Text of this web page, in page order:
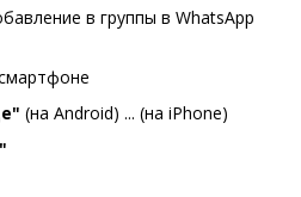
в группы в WhatsApp
(на Android) ... (на iPhone)